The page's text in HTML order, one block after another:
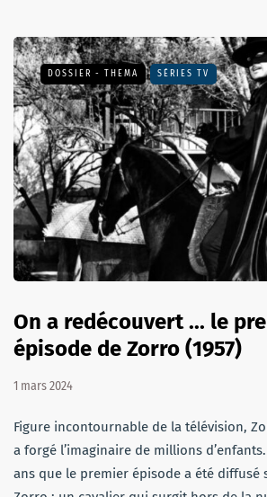
DOSSIER - THEMA SÉRIES TV
On a redécouvert ... le
épisode de Zorro (1957)
1 mars 2024
Figure incontournable de la télévision,
a forgé l’imaginaire de millions
ans que le premier épisode a été diffusé